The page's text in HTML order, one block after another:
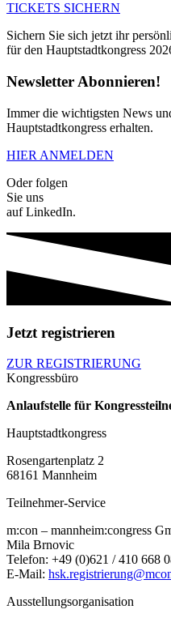
TICKETS SICHERN
Sichern Sie sich jetzt ihr
für den Hauptstadtkongress
Newsletter Abonnieren!
Immer die wichtigsten News
Hauptstadtkongress erhalten.
HIER ANMELDEN
Oder folgen
Sie uns
auf LinkedIn.
Jetzt registrieren
ZUR REGISTRIERUNG
Kongressbüro
Anlaufstelle für
Hauptstadtkongress
Rosengartenplatz 2
68161 Mannheim
Teilnehmer-Service
m:con – mannheim:congress
Mila Brnovic
Telefon: +49 (0)621 / 410 668
E-Mail:
Ausstellungsorganisation